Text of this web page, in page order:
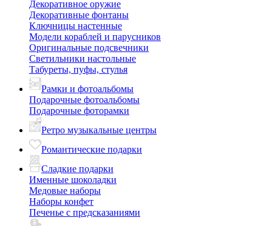
Декоративное оружие
Декоративные фонтаны
Ключницы настенные
Модели кораблей и парусников
Оригинальные подсвечники
Светильники настольные
Табуреты, пуфы, стулья
Рамки и фотоальбомы
Подарочные фотоальбомы
Подарочные фоторамки
Ретро музыкальные центры
Романтические подарки
Сладкие подарки
Именные шоколадки
Медовые наборы
Наборы конфет
Печенье с предсказаниями